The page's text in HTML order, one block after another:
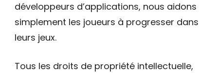
développeurs d’applications, nous aidons
simplement les joueurs à progresser dans
leurs jeux.
Tous les droits de propriété intellectuelle,